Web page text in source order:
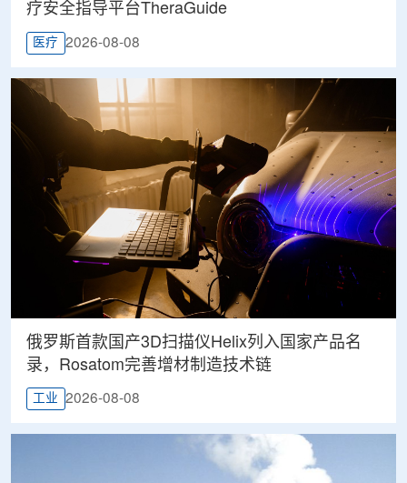
疗安全指导平台TheraGuide
医疗 2026-08-08
俄罗斯首款国产3D扫描仪Helix列入国家产品名
录，Rosatom完善增材制造技术链
工业 2026-08-08